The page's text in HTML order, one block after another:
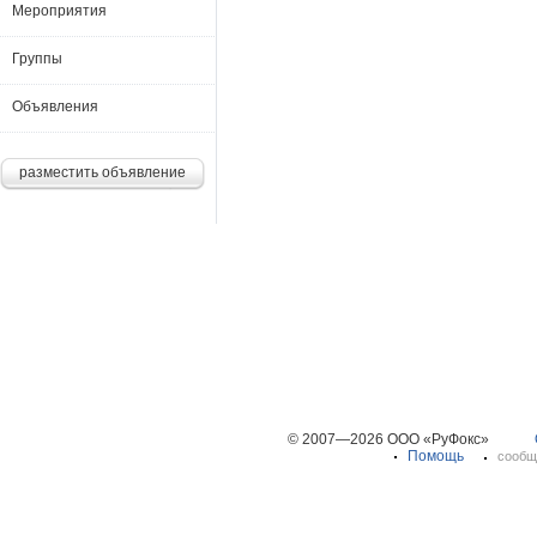
Мероприятия
Группы
Объявления
разместить объявление
© 2007—2026 ООО «РуФокс»
Помощь